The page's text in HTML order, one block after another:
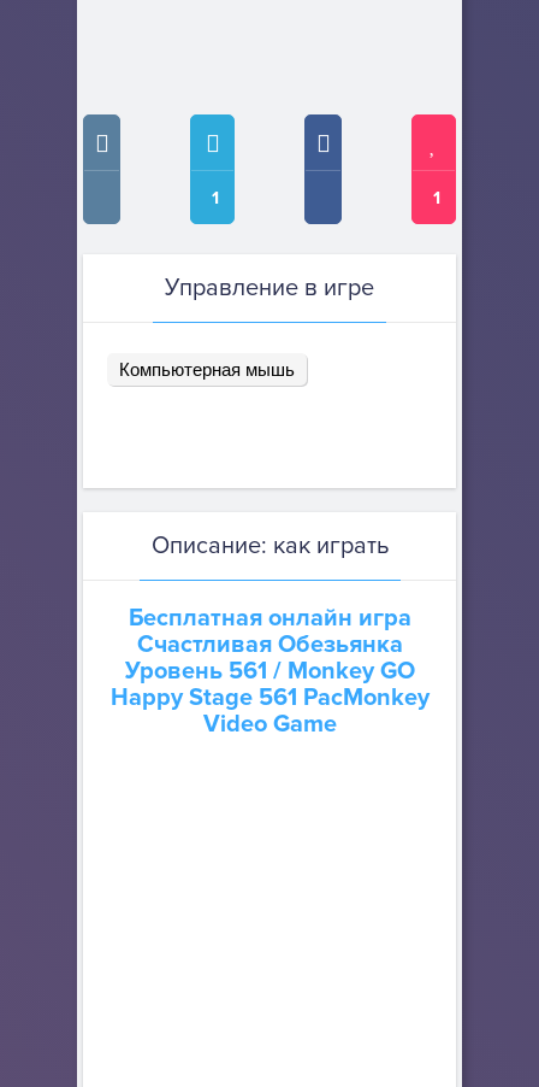
1 1
Управление в игре
Компьютерная мышь
Описание: как играть
Бесплатная онлайн игра
Счастливая Обезьянка
Уровень 561 / Monkey GO
Happy Stage 561 PacMonkey
Video Game